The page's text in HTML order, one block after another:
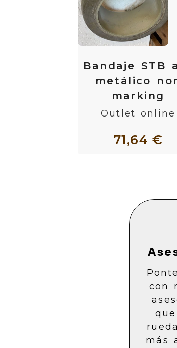
Bandaje STB
metálico
marking
Outlet online
71,64 €
con
más